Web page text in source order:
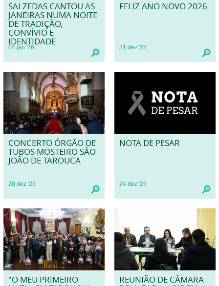
SALZEDAS CANTOU AS
JANEIRAS NUMA NOITE
DE TRADIÇÃO,
CONVÍVIO E
IDENTIDADE
04 jan '26
FELIZ ANO NOVO 2026
31 dez '25
CONCERTO ÓRGÃO DE
TUBOS MOSTEIRO SÃO
JOÃO DE TAROUCA
28 dez '25
NOTA DE PESAR
24 dez '25
"O MEU PRIMEIRO
REUNIÃO DE CÂMARA